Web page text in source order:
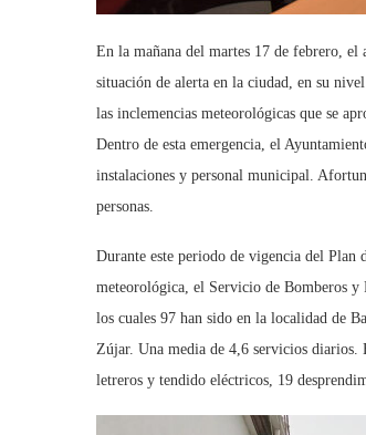
En la mañana del martes 17 de febrero,
situación de alerta en la ciudad, en su
las inclemencias meteorológicas que se
Dentro de esta emergencia, el
instalaciones y personal municipal.
personas.
Durante este periodo de vigencia del Plan
meteorológica, el Servicio de Bomberos y
los cuales 97 han sido en la localidad de
Zújar. Una media de 4,6 servicios diarios.
letreros y tendido eléctricos, 19